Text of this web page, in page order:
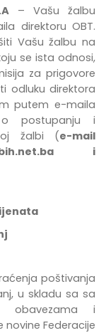
– Vašu žalbu
direktoru OBT.
Vašu žalbu na
se ista odnosi,
za prigovore
odluku direktora
putem e-maila
postupanju i
žalbi (e-mail
i
ćenja poštivanja
,u skladu sa sa
obavezama i
novine Federacije